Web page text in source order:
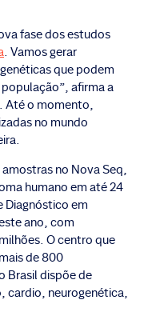
fase dos estudos
. Vamos gerar
que podem
afirma a
Até o momento,
no mundo
no Nova Seq,
humano em até 24
Diagnóstico em
ano, com
O centro que
de 800
Brasil dispõe de
cardio, neurogenética,